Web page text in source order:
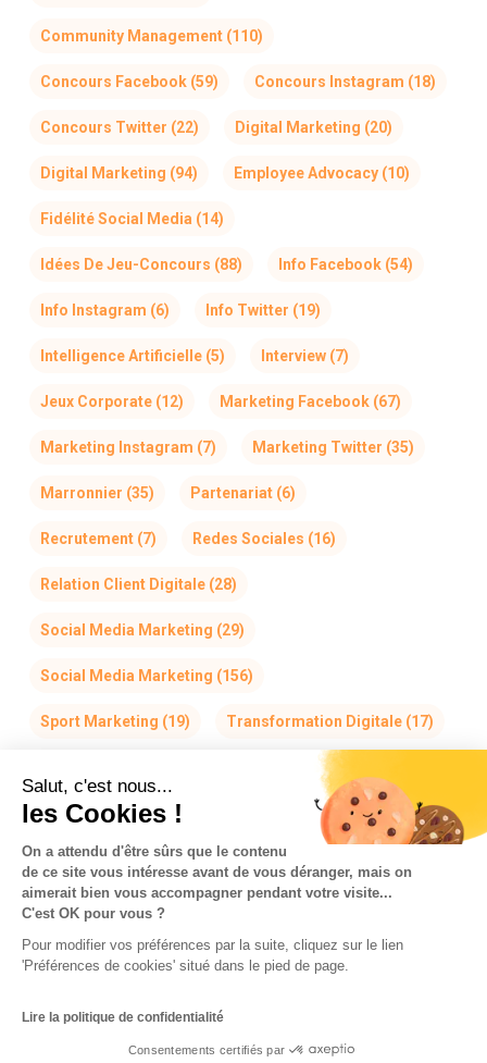
Salut, c'est nous...
les Cookies !
On a attendu d'être sûrs que le contenu
de ce site vous intéresse avant de vous déranger, mais on
aimerait bien vous accompagner pendant votre visite...
C'est OK pour vous ?
Pour modifier vos préférences par la suite, cliquez sur le lien
'Préférences de cookies' situé dans le pied de page.
Lire la politique de confidentialité
Consentements certifiés par
Community Management(110)
Concours Facebook(59) Concours Instagram (18)
Concours Twitter (22) Digital Marketing (20)
Digital Marketing (94) Employee Advocacy(10)
Fidélité Social Media (14)
Idées De Jeu-Concours (88) Info Facebook(54)
Info Instagram (6) Info Twitter (19)
Intelligence Artificielle(5) Interview(7)
Jeux Corporate(12) Marketing Facebook(67)
Marketing Instagram (7) Marketing Twitter (35)
Marronnier (35) Partenariat(6)
Recrutement(7) Redes Sociales (16)
Relation Client Digitale(28)
Social Media Marketing (29)
Social Media Marketing (156)
Sport Marketing (19) Transformation Digitale(17)
La Team So-Buzz Jobs RSE
Mentions légales
CGU & Cookies
Made with